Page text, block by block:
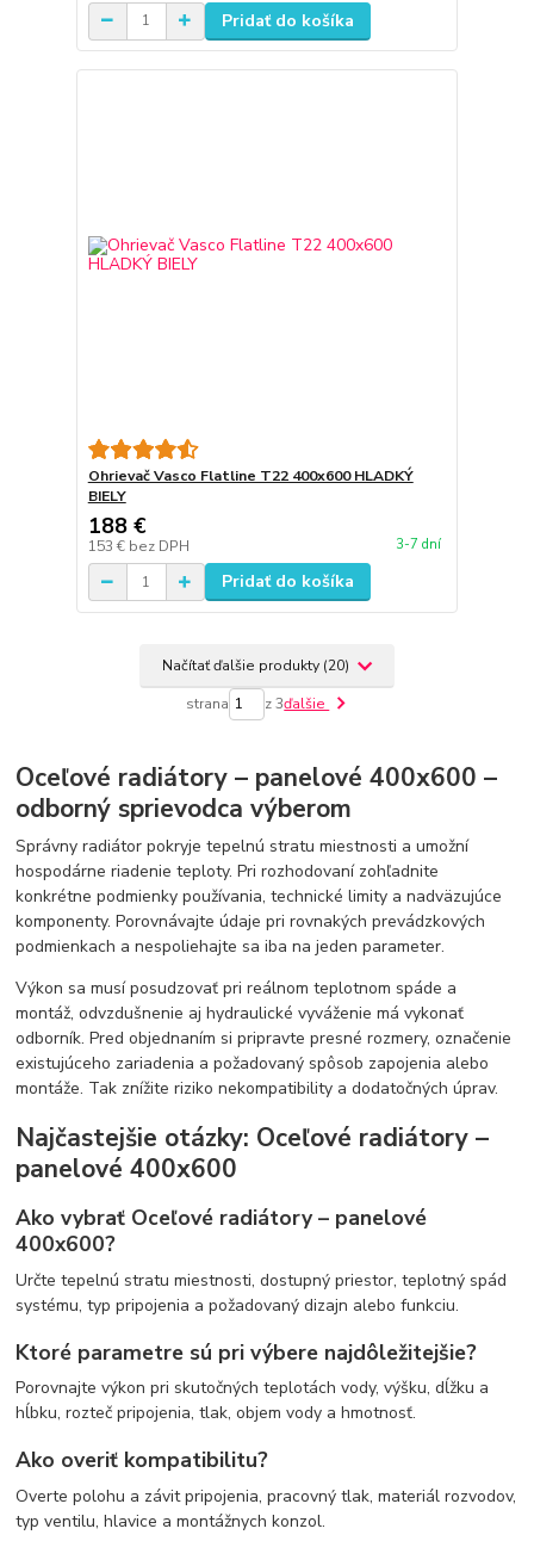
Pridať do košíka
Ohrievač Vasco Flatline T22 400x600 HLADKÝ
BIELY
188 €
153 € bez DPH 3-7 dní
Pridať do košíka
Načítať ďalšie produkty (20)
strana z 3ďalšie
Oceľové radiátory – panelové 400x600 –
odborný sprievodca výberom
Správny radiátor pokryje tepelnú stratu miestnosti a umožní
hospodárne riadenie teploty. Pri rozhodovaní zohľadnite
konkrétne podmienky používania, technické limity a nadväzujúce
komponenty. Porovnávajte údaje pri rovnakých prevádzkových
podmienkach a nespoliehajte sa iba na jeden parameter.
Výkon sa musí posudzovať pri reálnom teplotnom spáde a
montáž, odvzdušnenie aj hydraulické vyváženie má vykonať
odborník. Pred objednaním si pripravte presné rozmery, označenie
existujúceho zariadenia a požadovaný spôsob zapojenia alebo
montáže. Tak znížite riziko nekompatibility a dodatočných úprav.
Najčastejšie otázky: Oceľové radiátory –
panelové 400x600
Ako vybrať Oceľové radiátory – panelové
400x600?
Určte tepelnú stratu miestnosti, dostupný priestor, teplotný spád
systému, typ pripojenia a požadovaný dizajn alebo funkciu.
Ktoré parametre sú pri výbere najdôležitejšie?
Porovnajte výkon pri skutočných teplotách vody, výšku, dĺžku a
hĺbku, rozteč pripojenia, tlak, objem vody a hmotnosť.
Ako overiť kompatibilitu?
Overte polohu a závit pripojenia, pracovný tlak, materiál rozvodov,
typ ventilu, hlavice a montážnych konzol.